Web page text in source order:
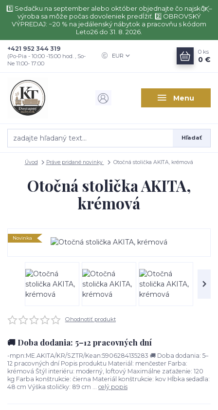
1️⃣ Sedačku na september alebo október objednajte čo najskôr –
výroba sa môže počas dovoleniek predĺžiť. 2️⃣ OBROVSKÝ
VÝPREDAJ: −20 % na jedálenský nábytok a pracovňu s kódom
Leto26 do 31. 8. 2026.
Menu
EUR
Hľadať
+421 952 344 319
(Po-Pia - 10:00 -15:00 hod. , So-
Ne 11:00- 17:00
0 ks
0 €
Úvod Práve pridané novinky Otočná stolička AKITA, krémová
Otočná stolička AKITA,
krémová
Novinka
Ohodnotiť produkt
🚚 Doba dodania: 5–12 pracovných dní
-mpn:ME.AKITA/KR/SZTR/Kean:5906284135283 🚚 Doba dodania: 5–
12 pracovných dní Popis produktu Materiál: menčester Farba:
krémová Štýl interiéru: moderný, loftový Maximálne zaťaženie: 120
kg Farba konštrukcie: čierna Materiál konštrukcie: kov Hĺbka sedadla:
48 cm Výška stoličky: 89 cm ... celý popis